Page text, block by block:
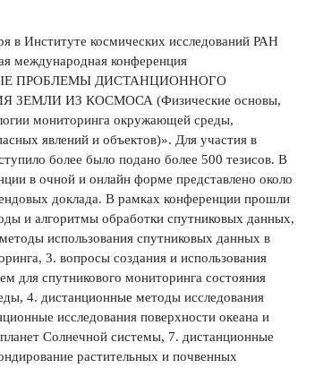
в Институте космических исследований РАН
международная конференция
ПРОБЛЕМЫ ДИСТАНЦИОННОГО
ЗЕМЛИ ИЗ КОСМОСА (Физические основы,
мониторинга окружающей среды,
явлений и объектов)». Для участия в
более было подано более 500 тезисов. В
в очной и онлайн форме представлено около
доклада. В рамках конференции прошли
и алгоритмы обработки спутниковых данных,
использования спутниковых данных в
3. вопросы создания и использования
для спутникового мониторинга состояния
4. дистанционные методы исследования
исследования поверхности океана и
Солнечной системы, 7. дистанционные
растительных и почвенных